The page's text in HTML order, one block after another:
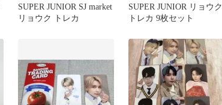
SUPER JUNIOR SJ market
リョウク トレカ
SUPER JUNIOR リョウク
トレカ 9枚セット